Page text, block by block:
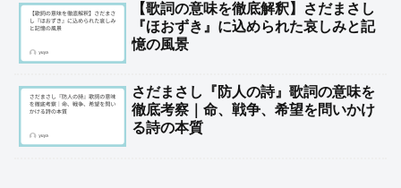
【歌詞の意味を徹底解釈】さだまさし
『ほおずき』に込められた哀しみと記
憶の風景
さだまさし『防人の詩』歌詞の意味を
徹底考察｜命、戦争、希望を問いかけ
る詩の本質